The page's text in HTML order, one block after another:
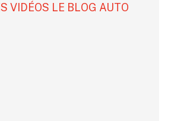
VIDÉOS LE BLOG AUTO